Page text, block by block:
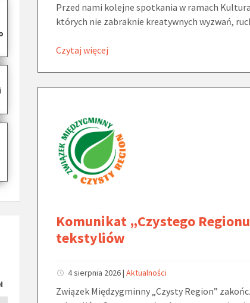
Przed nami kolejne spotkania w ramach
których nie zabraknie kreatywnych wyzwań,
Czytaj więcej
Komunikat „Czystego
tekstyliów
4 sierpnia 2026|Aktualności
Związek Międzygminny „Czysty Region”